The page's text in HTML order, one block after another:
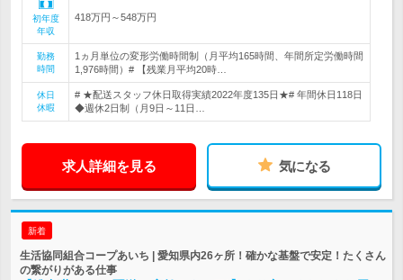
初年度
年収
418万円～548万円
勤務
時間
1ヵ月単位の変形労働時間制（月平均165時間、年間所定労働時間
1,976時間）# 【残業月平均20時…
休日
休暇
# ★配送スタッフ休日取得実績2022年度135日★# 年間休日118日
◆週休2日制（月9日～11日…
求人詳細を見る 気になる
新着
生活協同組合コープあいち | 愛知県内26ヶ所！確かな基盤で安定！たくさん
の繋がりがある仕事